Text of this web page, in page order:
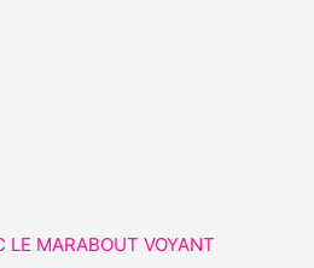
LE MARABOUT VOYANT